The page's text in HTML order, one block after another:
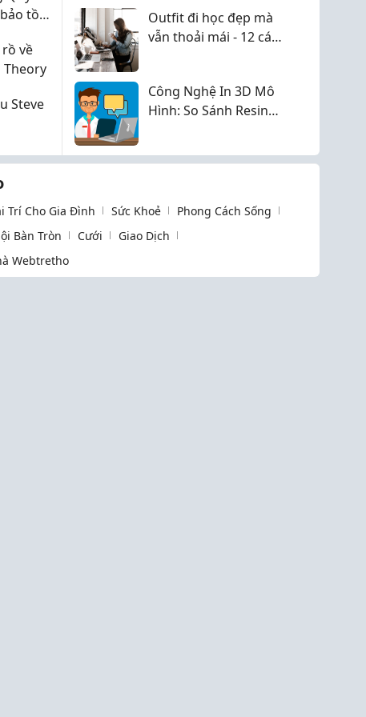
tồn
về
Theory
Steve
Outfit đi học đẹp mà
vẫn thoải mái - 12 cách
Công Nghệ In 3D Mô
Hình: So Sánh Resin
Trí Cho Gia Đình Sức Khoẻ
Phong Cách Sống
Bàn Tròn Cưới
Giao Dịch
Webtretho